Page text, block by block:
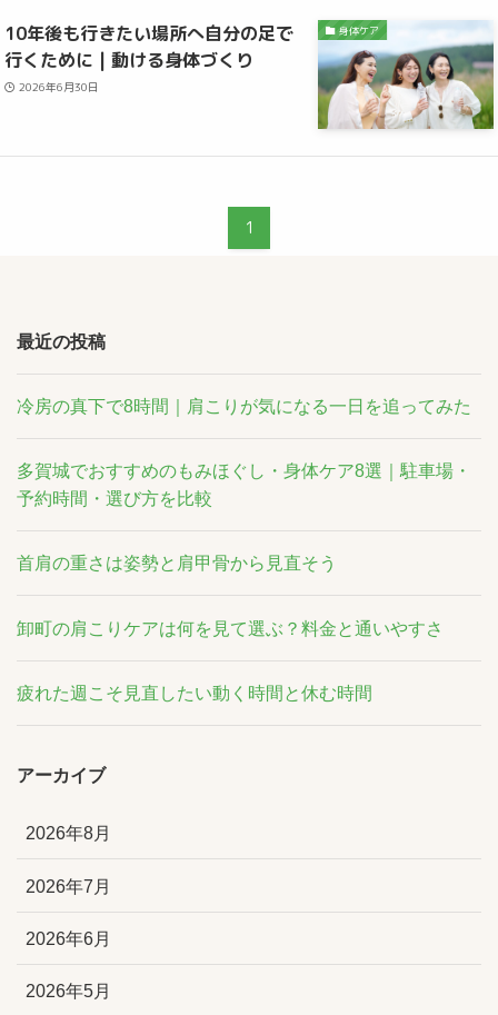
身体ケア
10年後も行きたい場所へ自分の足で
行くために | 動ける身体づくり
2026年6月30日
1
最近の投稿
冷房の真下で8時間｜肩こりが気になる一日を追ってみた
多賀城でおすすめのもみほぐし・身体ケア8選｜駐車場・
予約時間・選び方を比較
首肩の重さは姿勢と肩甲骨から見直そう
卸町の肩こりケアは何を見て選ぶ？料金と通いやすさ
疲れた週こそ見直したい動く時間と休む時間
アーカイブ
2026年8月
2026年7月
2026年6月
2026年5月